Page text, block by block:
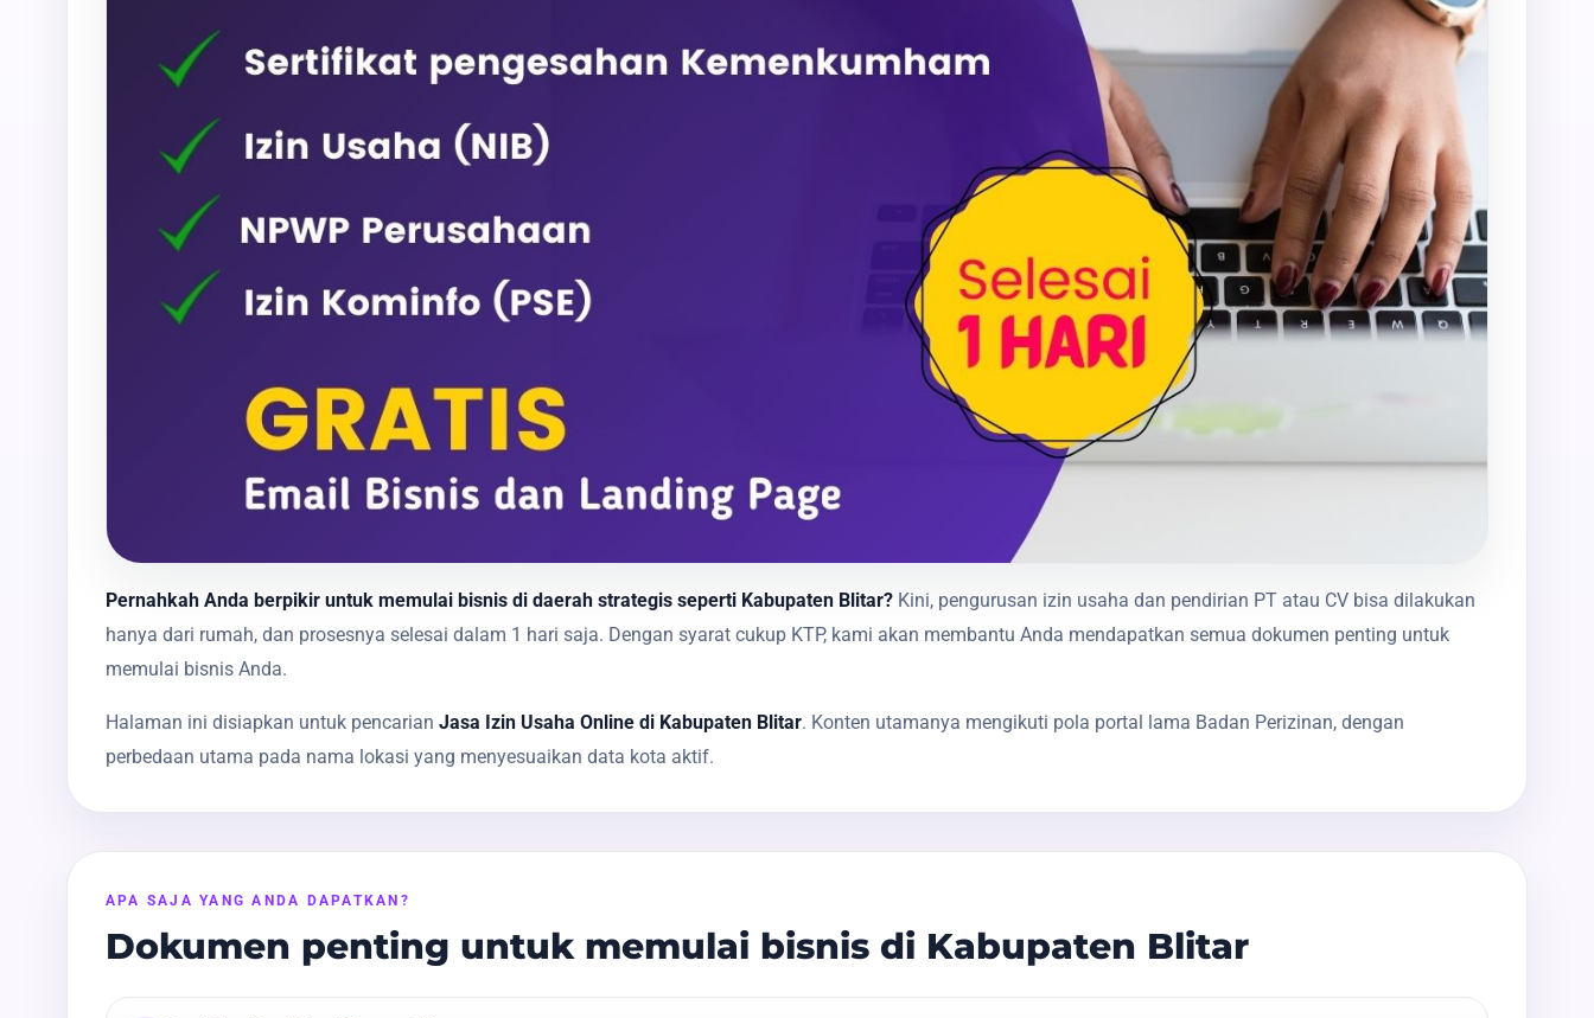
Pernahkah Anda berpikir untuk memulai bisnis di daerah strategis seperti Kabupaten Blitar? Kini, pengurusan izin usaha dan pendirian PT atau CV bisa dilakukan
hanya dari rumah, dan prosesnya selesai dalam 1 hari saja. Dengan syarat cukup KTP, kami akan membantu Anda mendapatkan semua dokumen penting untuk
memulai bisnis Anda.
Halaman ini disiapkan untuk pencarian Jasa Izin Usaha Online di Kabupaten Blitar. Konten utamanya mengikuti pola portal lama Badan Perizinan, dengan
perbedaan utama pada nama lokasi yang menyesuaikan data kota aktif.
APA SAJA YANG ANDA DAPATKAN?
Dokumen penting untuk memulai bisnis di Kabupaten Blitar